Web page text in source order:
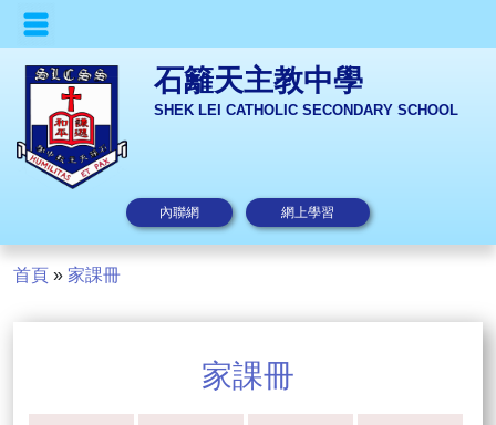
石籬天主教中學
SHEK LEI CATHOLIC SECONDARY SCHOOL
內聯網 網上學習
首頁 » 家課冊
家課冊